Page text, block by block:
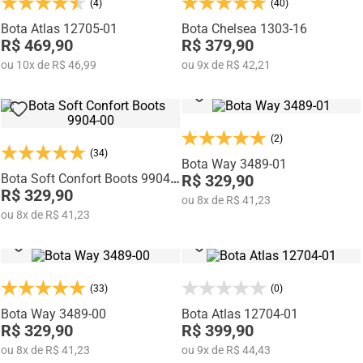
Na categoria Você + Alto, você encontra sapatos sociais, casuais,
mocassins e sapatênis com tecnologia de elevação interna,
desenvolvidos para garantir mais confiança, postura e estilo em
qualquer momento do dia.
(4)
Bota Atlas 12705-01
R$ 469,90
ou 10xde R$ 46,99
(40)
Bota Chelsea 1303-16
R$ 379,90
ou 9xde R$ 42,21
(34)
Bota Soft Confort Boots 9904-
00
R$ 329,90
ou 8xde R$ 41,23
(2)
Bota Way 3489-01
R$ 329,90
ou 8xde R$ 41,23
(33)
Bota Way 3489-00
R$ 329,90
ou 8xde R$ 41,23
(0)
Bota Atlas 12704-01
R$ 399,90
ou 9xde R$ 44,43